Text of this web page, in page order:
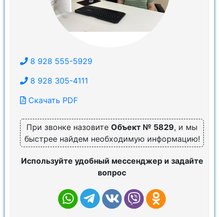
8 928 555-5929
8 928 305-4111
Скачать PDF
При звонке назовите Объект № 5829, и мы
быстрее найдем необходимую информацию!
Используйте удобный мессенджер и задайте
вопрос